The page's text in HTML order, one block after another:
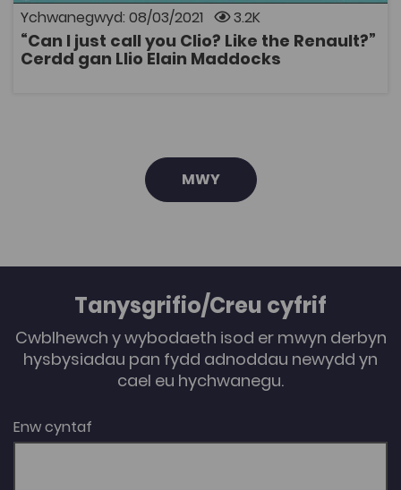
yn cynnwys diffiniadau, diagramau a lluniau
esboniadol.
Ychwanegwyd: 08/03/2021 3.2K
“Can I just call you Clio? Like the Renault?”
Cerdd gan Llio Elain Maddocks
gerddi Llio, ewch i'w dilyn hi ar Instagram @llioelain. ©
Llio Elain Maddocks 2021
AGOR
MWY
Tanysgrifio/Creu cyfrif
Cwblhewch y wybodaeth isod er mwyn derbyn
hysbysiadau pan fydd adnoddau newydd yn
cael eu hychwanegu.
Enw cyntaf